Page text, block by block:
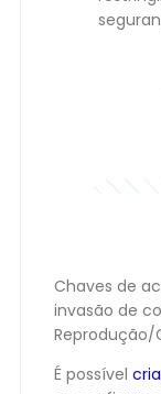
Chaves de
invasão de
Reprodução/
É possível